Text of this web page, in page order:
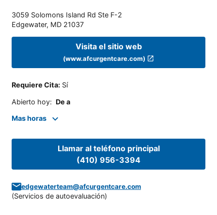
3059 Solomons Island Rd Ste F-2
Edgewater, MD 21037
Visita el sitio web
(www.afcurgentcare.com)
Requiere Cita: Sí
Abierto hoy: De a
Mas horas
Llamar al teléfono principal
(410) 956-3394
edgewaterteam@afcurgentcare.com
(Servicios de autoevaluación)